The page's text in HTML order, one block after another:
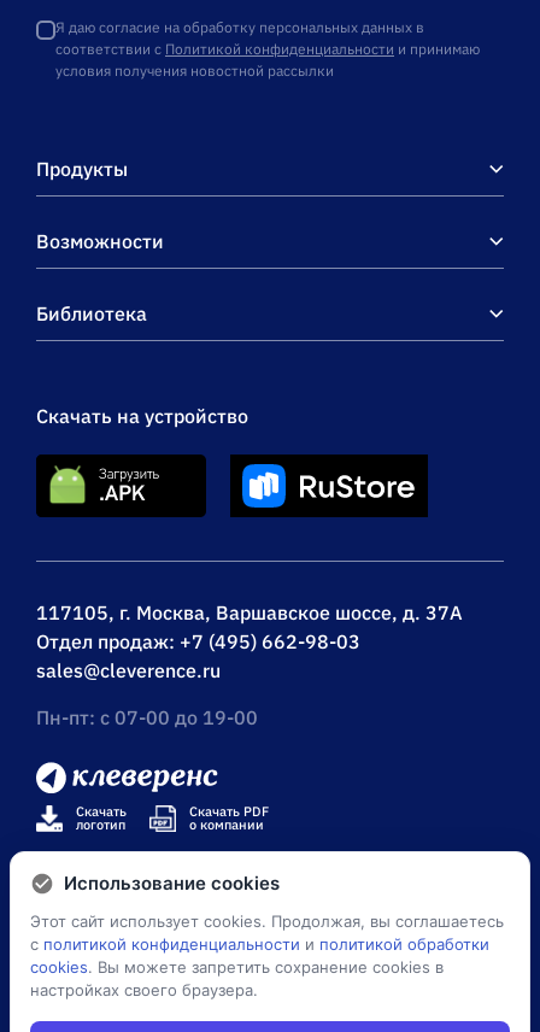
Использование cookies
Этот сайт использует cookies. Продолжая, вы соглашаетесь
с политикой конфиденциальности и политикой обработки
cookies. Вы можете запретить сохранение cookies в
настройках своего браузера.
Я даю согласие на обработку персональных данных в
соответствии с Политикой конфиденциальности и принимаю
условия получения новостной рассылки
117105, г. Москва, Варшавское шоссе, д. 37А
Отдел продаж: +7 (495) 662-98-03
sales@cleverence.ru
Пн-пт: с 07-00 до 19-00
Скачать на устройство
Скачать
логотип
Скачать PDF
о компании
Продукты
Возможности
Библиотека
© Клеверенс 2026
Политика конфиденциальности